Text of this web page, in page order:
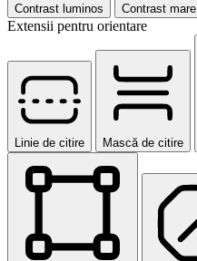
Contrast luminos Contrast mare
Extensii pentru orientare
Linie de citire Mască de citire